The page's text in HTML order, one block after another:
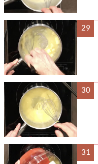
29
30
31